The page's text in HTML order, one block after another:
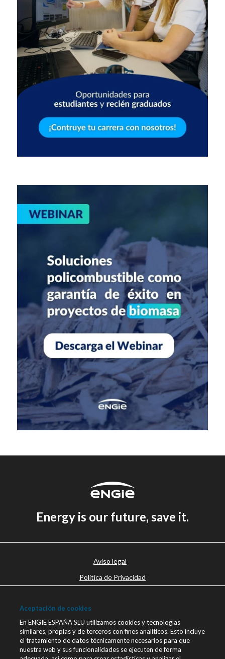
Energy is our future, save it.
Aviso legal
Política de Privacidad
Únete a nosotros
Blog ENGIE
Aceptación de cookies
En ENGIE ESPAÑA SLU utilizamos cookies y tecnologías
similares, propias y de terceros con fines analíticos. Esto incluye
el tratamiento de datos técnicamente necesarios para que
nuestra web y sus funcionalidades se ejecuten de forma